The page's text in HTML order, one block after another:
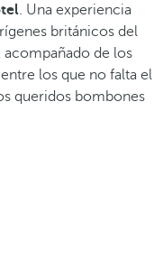
. Una experiencia
británicos del
de los
los que no falta el
queridos bombones